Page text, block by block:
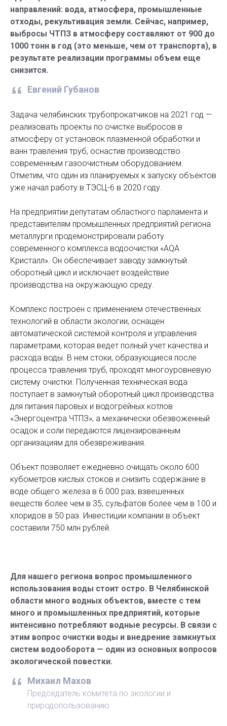
направлений: вода, атмосфера, промышленные
отходы, рекультивация земли. Сейчас, например,
выбросы ЧТПЗ в атмосферу составляют от 900 до
1000 тонн в год (это меньше, чем от транспорта), в
результате реализации программы объем еще
снизится.
Евгений Губанов
Задача челябинских трубопрокатчиков на 2021 год —
реализовать проекты по очистке выбросов в
атмосферу от установок плазменной обработки и
ванн травления труб, оснастив производство
современным газоочистным оборудованием.
Отметим, что один из планируемых к запуску объектов
уже начал работу в ТЭСЦ-6 в 2020 году.
На предприятии депутатам областного парламента и
представителям промышленных предприятий региона
металлурги продемонстрировали работу
современного комплекса водоочистки «AQA
Кристалл». Он обеспечивает заводу замкнутый
оборотный цикл и исключает воздействие
производства на окружающую среду.
Комплекс построен с применением отечественных
технологий в области экологии, оснащен
автоматической системой контроля и управления
параметрами, которая ведет полный учет качества и
расхода воды. В нем стоки, образующиеся после
процесса травления труб, проходят многоуровневую
систему очистки. Полученная техническая вода
поступает в замкнутый оборотный цикл производства
для питания паровых и водогрейных котлов
«Энергоцентра ЧТПЗ», а механически обезвоженный
осадок и соли передаются лицензированным
организациям для обезвреживания.
Объект позволяет ежедневно очищать около 600
кубометров кислых стоков и снизить содержание в
воде общего железа в 6 000 раз, взвешенных
веществ более чем в 35, сульфатов более чем в 100 и
хлоридов в 50 раз. Инвестиции компании в объект
составили 750 млн рублей.
Для нашего региона вопрос промышленного
использования воды стоит остро. В Челябинской
области много водных объектов, вместе с тем
много и промышленных предприятий, которые
интенсивно потребляют водные ресурсы. В связи с
этим вопрос очистки воды и внедрение замкнутых
систем водооборота — один из основных вопросов
экологической повестки.
Михаил Махов
Председатель комитета по экологии и
природопользованию